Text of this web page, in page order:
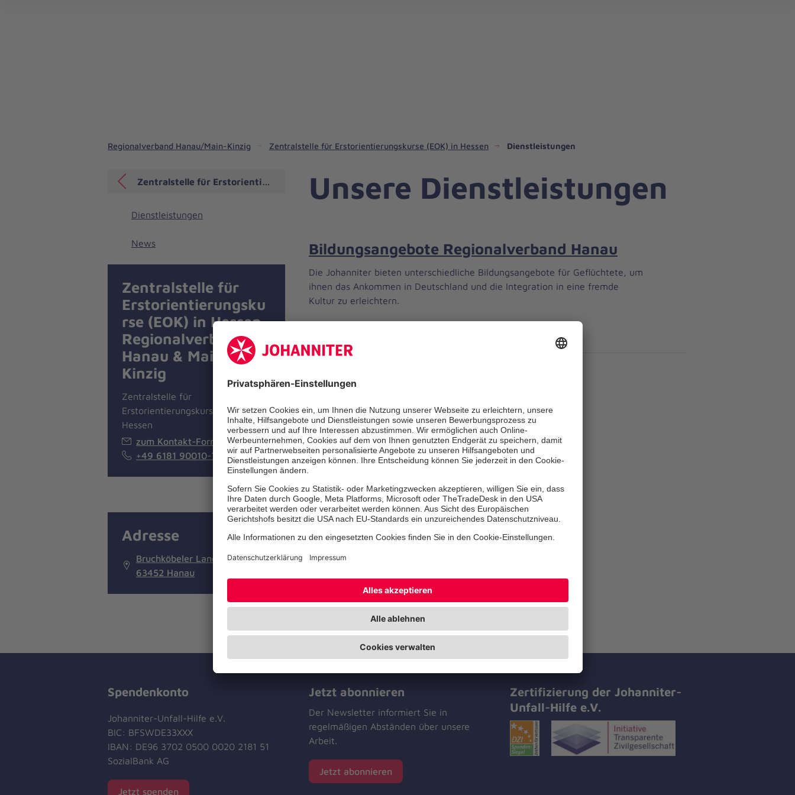
Regionalverband Hanau/Main-Kinzig Zentralstelle für Erstorientierungskurse (EOK) in Hessen Dienstleistungen
Unsere Dienstleistungen
Bildungsangebote Regionalverband Hanau
Die Johanniter bieten unterschiedliche Bildungsangebote für Geflüchtete, um
ihnen das Ankommen in Deutschland und die Integration in eine fremde
Kultur zu erleichtern.
Zentralstelle für Erstorientierungskurse (EOK) in Hessen
Dienstleistungen
News
Zentralstelle für
Erstorientierungsku
rse (EOK) in Hessen
Regionalverband
Hanau & Main-
Kinzig
Zentralstelle für
Erstorientierungskurse (EOK) in
Hessen
zum Kontakt-Formular
+49 6181 90010-720
Adresse
Bruchköbeler Landstraße 39
63452 Hanau
Spendenkonto
Johanniter-Unfall-Hilfe e.V.
BIC: BFSWDE33XXX
IBAN: DE96 3702 0500 0020 2181 51
SozialBank AG
Jetzt spenden
Jetzt abonnieren
Der Newsletter informiert Sie in
regelmäßigen Abständen über unsere
Arbeit.
Jetzt abonnieren
Zertifizierung der Johanniter-
Unfall-Hilfe e.V.